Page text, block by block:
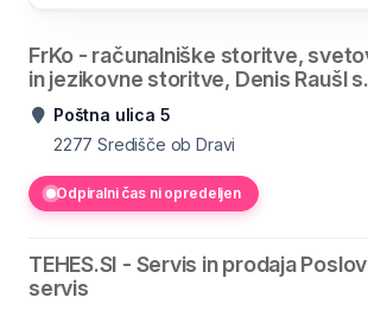
FrKo - računalniške storitve,
in jezikovne storitve, Denis Raušl
Poštna ulica 5
2277 Središče ob Dravi
Odpiralni čas ni opredeljen
TEHES.SI - Servis in prodaja
servis